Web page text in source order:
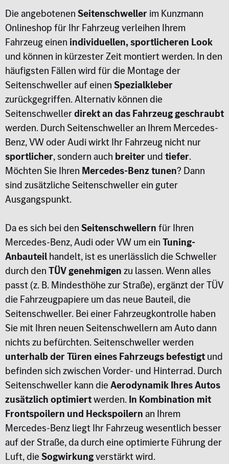
Die angebotenenSeitenschwellerim Kunzmann
Onlineshop für Ihr Fahrzeug verleihen Ihrem
Fahrzeug einen individuellen, sportlicheren Look
und können in kürzester Zeit montiert werden. In den
häufigsten Fällen wird für die Montage der
Seitenschweller auf einenSpezialkleber
zurückgegriffen. Alternativ können die
Seitenschwellerdirekt an das Fahrzeug geschraubt
werden. Durch Seitenschweller an Ihrem Mercedes-
Benz, VW oder Audi wirkt Ihr Fahrzeug nicht nur
sportlicher, sondern auch breiterundtiefer.
Möchten Sie Ihren Mercedes-Benz tunen? Dann
sind zusätzliche Seitenschweller ein guter
Ausgangspunkt.
Da es sich bei denSeitenschwellernfür Ihren
Mercedes-Benz, Audi oder VW um einTuning-
Anbauteilhandelt, ist es unerlässlich die Schweller
durch denTÜV genehmigenzu lassen. Wenn alles
passt (z. B. Mindesthöhe zur Straße), ergänzt der TÜV
die Fahrzeugpapiere um das neue Bauteil, die
Seitenschweller. Bei einer Fahrzeugkontrolle haben
Sie mit Ihren neuen Seitenschwellern am Auto dann
nichts zu befürchten. Seitenschweller werden
unterhalb der Türen eines Fahrzeugs befestigtund
befinden sich zwischen Vorder- und Hinterrad. Durch
Seitenschweller kann dieAerodynamik Ihres Autos
zusätzlich optimiertwerden.In Kombination mit
Frontspoilern und Heckspoilernan Ihrem
Mercedes-Benz liegt Ihr Fahrzeug wesentlich besser
auf der Straße, da durch eine optimierte Führung der
Luft, dieSogwirkungverstärkt wird.